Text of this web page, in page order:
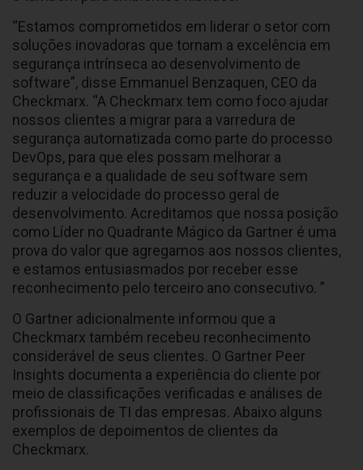
“Estamos comprometidos em liderar o setor com
soluções inovadoras que tornam a excelência em
segurança intrínseca ao desenvolvimento de
software”, disse Emmanuel Benzaquen, CEO da
Checkmarx. “A Checkmarx tem como foco ajudar
nossos clientes a migrar para a varredura de
segurança automatizada como parte do processo
DevOps, para que eles possam melhorar a
segurança e a qualidade de seu software sem
reduzir a velocidade do processo geral de
desenvolvimento. Acreditamos que nossa posição
como Líder no Quadrante Mágico da Gartner é uma
prova do valor que agregamos aos nossos clientes,
e estamos entusiasmados por receber esse
reconhecimento pelo terceiro ano consecutivo. ”
O Gartner adicionalmente informou que a
Checkmarx também recebeu reconhecimento
considerável de seus clientes. O Gartner Peer
Insights documenta a experiência do cliente por
meio de classificações verificadas e análises de
profissionais de TI das empresas. Abaixo alguns
exemplos de depoimentos de clientes da
Checkmarx.